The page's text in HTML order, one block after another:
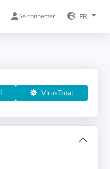
Se connecter FR
VirusTotal